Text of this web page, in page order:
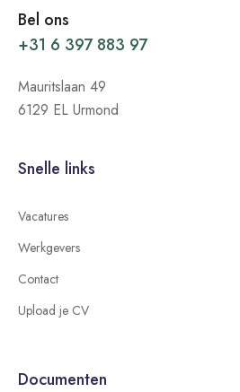
Bel ons
+31 6 397 883 97
Mauritslaan 49
6129 EL Urmond
Snelle links
Vacatures
Werkgevers
Contact
Upload je CV
Documenten